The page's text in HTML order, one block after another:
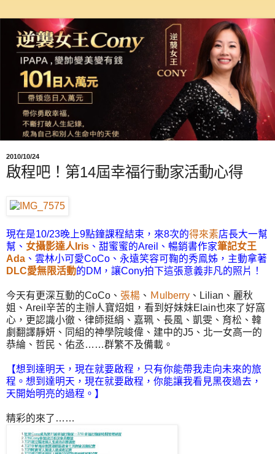
2010/10/24
啟程吧！第14屆幸福行動家活動心得
現在是10/23晚上9點鐘課程結束，來8次的得來素店長大一幫
幫、 女攝影達人Iris 、甜蜜蜜的Areil、暢銷書作家筆記女王
Ada 、雲林小可愛CoCo、永遠笑容可鞠的秀鳯姊，主動拿著
DLC愛無限活動的DM，讓Cony拍下這張意義非凡的照片！
今天有更深互動的CoCo、 張楊 、 Ｍulberry 、Lilian、麗秋
姐、Areil辛苦的主辦人寶炤姐，看到好妹妹Elain也來了好窩
心，更認識小徹、律師挺絹、嘉珮、長風、凱雯、育松、韓
劇翻譯靜妍、同組的神學院峻偉、建中的J5、北一女高一的
恭綸、哲民、佑丞……群繁不及備載。
【想到達明天，現在就要啟程，只有你能帶我走向未來的旅
程。想到達明天，現在就要啟程，你能讓我看見黑夜過去，
天開始明亮的過程。】
精彩的來了……